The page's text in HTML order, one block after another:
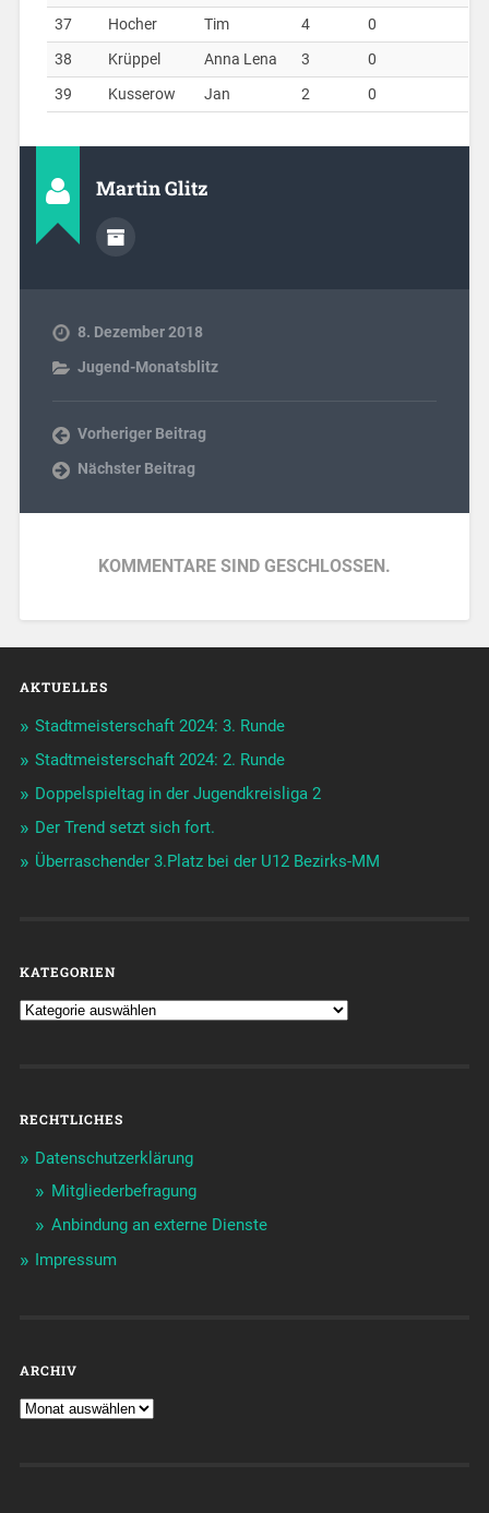
37
Hocher Tim 4
0
38
Krüppel Anna Lena 3
0
39
Kusserow Jan 2 0
Martin Glitz
8. Dezember 2018
Jugend-Monatsblitz
Vorheriger Beitrag
Nächster Beitrag
KOMMENTARE SIND GESCHLOSSEN.
AKTUELLES
Stadtmeisterschaft 2024: 3. Runde
Stadtmeisterschaft 2024: 2. Runde
Doppelspieltag in der Jugendkreisliga 2
Der Trend setzt sich fort.
Überraschender 3.Platz bei der U12 Bezirks-MM
KATEGORIEN
RECHTLICHES
Datenschutzerklärung
Mitgliederbefragung
Anbindung an externe Dienste
Impressum
ARCHIV